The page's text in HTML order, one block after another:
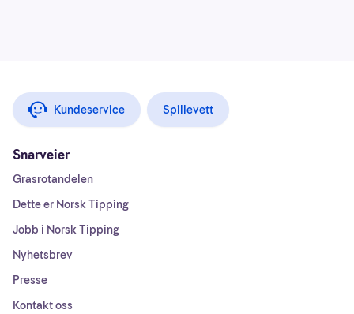
Kundeservice Spillevett
Snarveier
Grasrotandelen
Dette er Norsk Tipping
Jobb i Norsk Tipping
Nyhetsbrev
Presse
Kontakt oss